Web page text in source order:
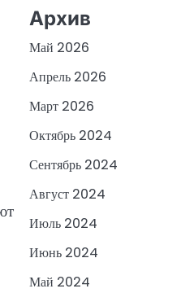
Архив
Май 2026
Апрель 2026
Март 2026
Октябрь 2024
Сентябрь 2024
Август 2024
Июль 2024
Июнь 2024
Май 2024